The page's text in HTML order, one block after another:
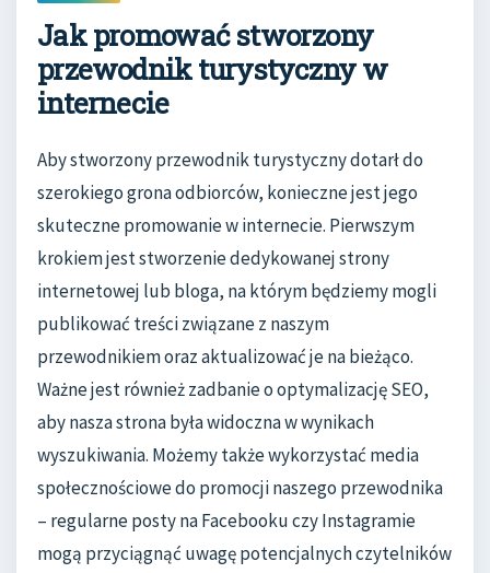
Jak promować stworzony
przewodnik turystyczny w
internecie
Aby stworzony przewodnik turystyczny dotarł do
szerokiego grona odbiorców, konieczne jest jego
skuteczne promowanie w internecie. Pierwszym
krokiem jest stworzenie dedykowanej strony
internetowej lub bloga, na którym będziemy mogli
publikować treści związane z naszym
przewodnikiem oraz aktualizować je na bieżąco.
Ważne jest również zadbanie o optymalizację SEO,
aby nasza strona była widoczna w wynikach
wyszukiwania. Możemy także wykorzystać media
społecznościowe do promocji naszego przewodnika
– regularne posty na Facebooku czy Instagramie
mogą przyciągnąć uwagę potencjalnych czytelników